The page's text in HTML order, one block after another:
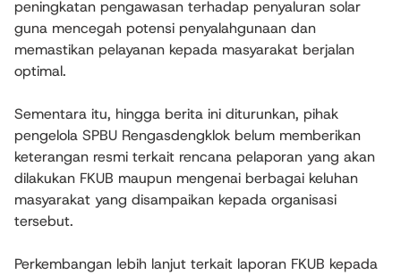
peningkatan pengawasan terhadap penyaluran solar
guna mencegah potensi penyalahgunaan dan
memastikan pelayanan kepada masyarakat berjalan
optimal.
Sementara itu, hingga berita ini diturunkan, pihak
pengelola SPBU Rengasdengklok belum memberikan
keterangan resmi terkait rencana pelaporan yang akan
dilakukan FKUB maupun mengenai berbagai keluhan
masyarakat yang disampaikan kepada organisasi
tersebut.
Perkembangan lebih lanjut terkait laporan FKUB kepada